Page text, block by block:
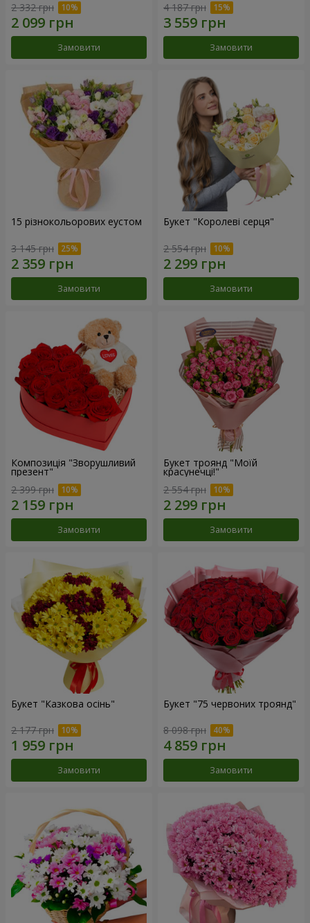
2 332 грн
Замовити
4 187 грн
Замовити
15 різнокольорових еустом
3 145 грн
Замовити
Букет "Королеві серця"
2 554 грн
Замовити
Композиція "Зворушливий
презент"
2 399 грн
Замовити
Букет троянд "Моїй
красунечці!"
2 554 грн
Замовити
Букет "Казкова осінь"
2 177 грн
Замовити
Букет "75 червоних троянд"
8 098 грн
Замовити